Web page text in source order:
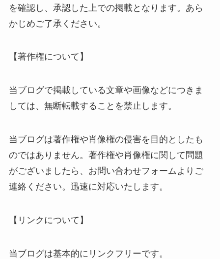
を確認し、承認した上での掲載となります。あら
かじめご了承ください。
【著作権について】
当ブログで掲載している文章や画像などにつきま
しては、無断転載することを禁止します。
当ブログは著作権や肖像権の侵害を目的としたも
のではありません。著作権や肖像権に関して問題
がございましたら、お問い合わせフォームよりご
連絡ください。迅速に対応いたします。
【リンクについて】
当ブログは基本的にリンクフリーです。